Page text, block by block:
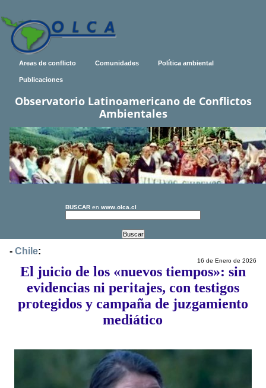
Areas de conflicto Comunidades Política ambiental
Publicaciones
Observatorio Latinoamericano de Conflictos
Ambientales
BUSCAR en www.olca.cl
- Chile:
16 de Enero de 2026
El juicio de los «nuevos tiempos»: sin
evidencias ni peritajes, con testigos
protegidos y campaña de juzgamiento
mediático